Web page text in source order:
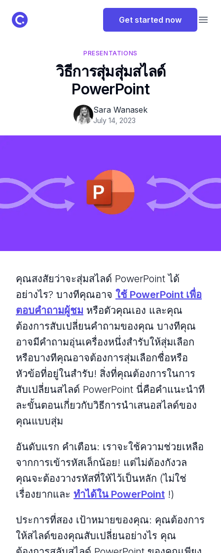
ClassPoint Logo Get started now
PRESENTATIONS
วิธีการสุ่มสุ่มสไลด์
PowerPoint
Sara Wanasek
July 14, 2023
คุณสงสัยว่าจะสุ่มสไลด์ PowerPoint ได้
อย่างไร? บางทีคุณอาจ ใช้ PowerPoint เพื่อ
ตอบคำถามผู้ชม หรือตัวคุณเอง และคุณ
ต้องการสับเปลี่ยนคำถามของคุณ บางทีคุณ
อาจมีคำถามอุ่นเครื่องหนึ่งสำรับให้สุ่มเลือก
หรือบางทีคุณอาจต้องการสุ่มเลือกชื่อหรือ
หัวข้อที่อยู่ในสำรับ! สิ่งที่คุณต้องการในการ
สับเปลี่ยนสไลด์ PowerPoint นี่คือคำแนะนำที
ละขั้นตอนเกี่ยวกับวิธีการนำเสนอสไลด์ของ
คุณแบบสุ่ม
อันดับแรก คำเตือน: เราจะใช้ความช่วยเหลือ
จากการเข้ารหัสเล็กน้อย! แต่ไม่ต้องกังวล
คุณจะต้องวางรหัสที่ให้ไว้เป็นหลัก (ไม่ใช่
เรื่องยากและ ทำได้ใน PowerPoint !)
ประการที่สอง เป้าหมายของคุณ: คุณต้องการ
ให้สไลด์ของคุณสับเปลี่ยนอย่างไร คุณ